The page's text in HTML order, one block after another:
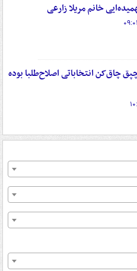
خانم مریلا زارعی
چاق‌کن انتخاباتی اصلاح‌طلبا بوده